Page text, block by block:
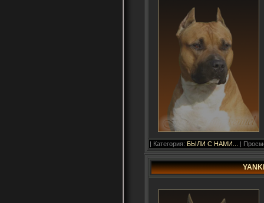
| Категория: БЫЛИ С НАМИ... |